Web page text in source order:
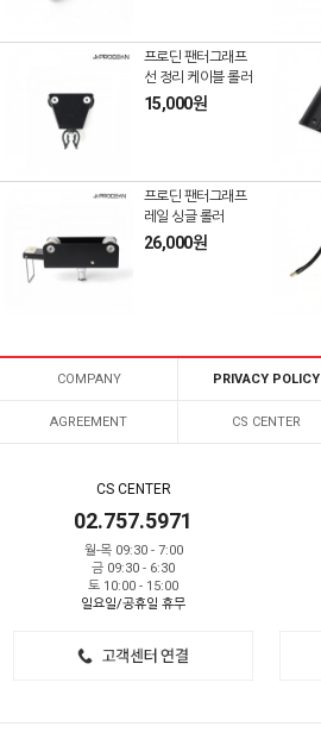
프로딘 팬터그래프
선 정리 케이블 롤러
15,000원
프로딘 팬터그래프
레일 싱글 롤러
26,000원
COMPANY PRIVACY POLICY
AGREEMENT CS CENTER
CS CENTER
02.757.5971
월-목 09:30 - 7:00
금 09:30 - 6:30
토 10:00 - 15:00
일요일/공휴일 휴무